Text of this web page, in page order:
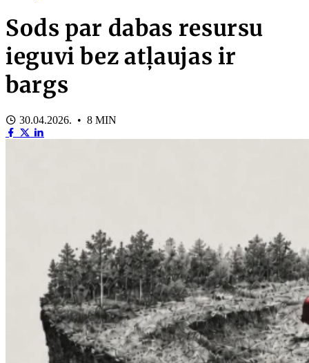
Sods par dabas resursu
ieguvi bez atļaujas ir
bargs
30.04.2026. • 8 MIN